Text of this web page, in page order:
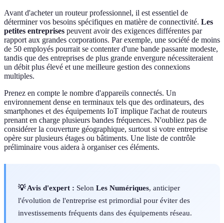
Avant d'acheter un routeur professionnel, il est essentiel de
déterminer vos besoins spécifiques en matière de connectivité. Les
petites entreprises peuvent avoir des exigences différentes par
rapport aux grandes corporations. Par exemple, une société de moins
de 50 employés pourrait se contenter d'une bande passante modeste,
tandis que des entreprises de plus grande envergure nécessiteraient
un débit plus élevé et une meilleure gestion des connexions
multiples.
Prenez en compte le nombre d'appareils connectés. Un
environnement dense en terminaux tels que des ordinateurs, des
smartphones et des équipements IoT implique l'achat de routeurs
prenant en charge plusieurs bandes fréquences. N'oubliez pas de
considérer la couverture géographique, surtout si votre entreprise
opère sur plusieurs étages ou bâtiments. Une liste de contrôle
préliminaire vous aidera à organiser ces éléments.
💡 Avis d'expert : Selon Les Numériques, anticiper
l'évolution de l'entreprise est primordial pour éviter des
investissements fréquents dans des équipements réseau.